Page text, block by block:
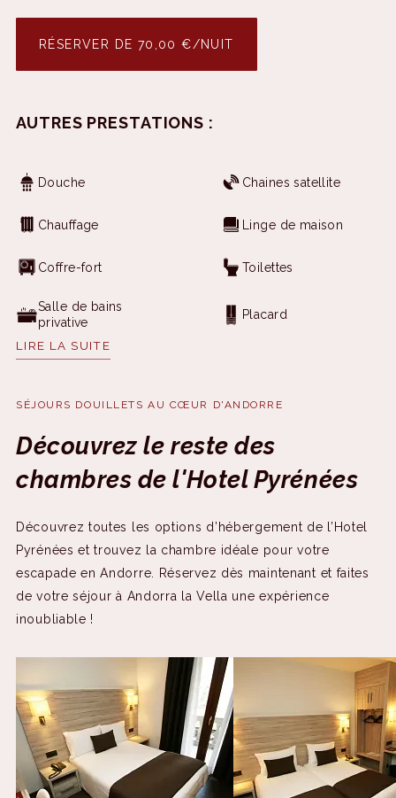
RÉSERVER DE 70,00 €/NUIT
AUTRES PRESTATIONS :
Douche Chaines satellite
Chauffage Linge de maison
Coffre-fort Toilettes
Salle de bains
privative
Placard
Fenêtre
Service de réveil Téléphone
Serviettes de bain Télévision à écran plat
Wifi gratuit Baignoire
Sèche-cheveux
LIRE LA SUITE
SÉJOURS DOUILLETS AU CŒUR D'ANDORRE
Découvrez le reste des
chambres de l'Hotel Pyrénées
Découvrez toutes les options d’hébergement de l’Hotel
Pyrénées et trouvez la chambre idéale pour votre
escapade en Andorre. Réservez dès maintenant et faites
de votre séjour à Andorra la Vella une expérience
inoubliable !